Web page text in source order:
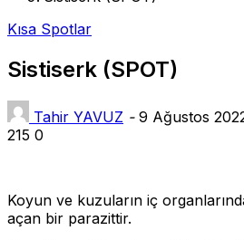
Kısa Spotlar
Sistiserk (SPOT)
Tahir YAVUZ - 9 Ağustos
215 0
Koyun ve kuzuların iç
açan bir parazittir.